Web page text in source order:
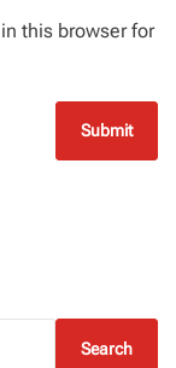
this browser for
Search